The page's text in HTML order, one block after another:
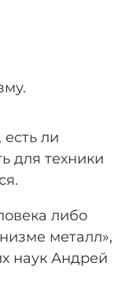
ли
для техники
либо
металл»,
наук Андрей